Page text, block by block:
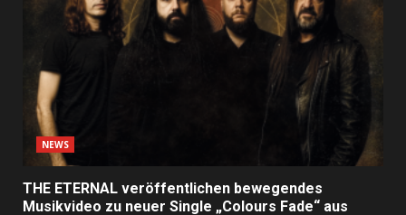
NEWS
THE ETERNAL veröffentlichen bewegendes
Musikvideo zu neuer Single „Colours Fade“ aus